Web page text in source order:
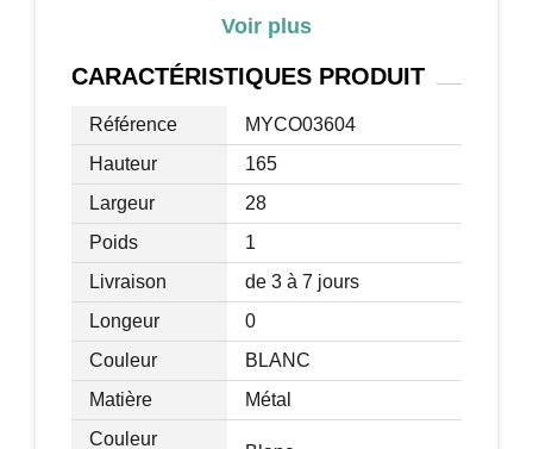
Douille : E27 (ampoule non incluse)
Puissance max. ampoule : 40 W
Tension d'entrée : 230V / 50HZ
RoHS
Livraison effectuée en un colis
Voir plus
CARACTÉRISTIQUES PRODUIT
Référence
MYCO03604
Hauteur
165
Largeur
28
Poids
1
Livraison
de 3 à 7 jours
Longeur
0
Couleur
BLANC
Matière
Métal
Couleur